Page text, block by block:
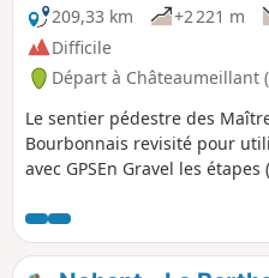
209,33 km
+2 221 m
Difficile
Départ à Châteaumeillant
Le sentier pédestre des
Bourbonnais revisité pour
avec GPSEn Gravel les
km/jour C'est une boucle
n'importe quel village du
8 étapes